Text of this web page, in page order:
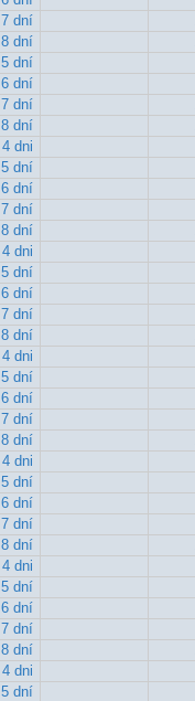
7 dní
8 dní
5 dní
6 dní
7 dní
8 dní
4 dni
5 dní
6 dní
7 dní
8 dní
4 dni
5 dní
6 dní
7 dní
8 dní
4 dni
5 dní
6 dní
7 dní
8 dní
4 dni
5 dní
6 dní
7 dní
8 dní
4 dni
5 dní
6 dní
7 dní
8 dní
4 dni
5 dní